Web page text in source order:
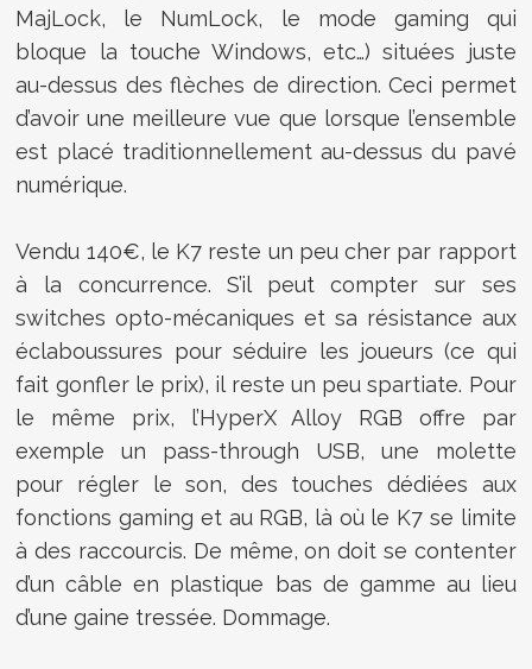
MajLock, le NumLock, le mode gaming qui
bloque la touche Windows, etc…) situées juste
au-dessus des flèches de direction. Ceci permet
d’avoir une meilleure vue que lorsque l’ensemble
est placé traditionnellement au-dessus du pavé
numérique.
Vendu 140€, le K7 reste un peu cher par rapport
à la concurrence. S’il peut compter sur ses
switches opto-mécaniques et sa résistance aux
éclaboussures pour séduire les joueurs (ce qui
fait gonfler le prix), il reste un peu spartiate. Pour
le même prix, l’HyperX Alloy RGB offre par
exemple un pass-through USB, une molette
pour régler le son, des touches dédiées aux
fonctions gaming et au RGB, là où le K7 se limite
à des raccourcis. De même, on doit se contenter
d’un câble en plastique bas de gamme au lieu
d’une gaine tressée. Dommage.